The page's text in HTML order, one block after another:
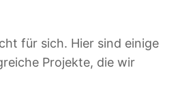
für sich. Hier sind einige
Projekte, die wir